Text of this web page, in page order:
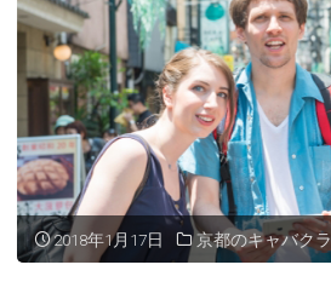
阪
に
住
む
メ
リ
き
た
い
キ
ャ
2018年1月17日 京都のキャバクラ